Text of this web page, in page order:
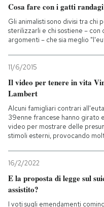
Cosa fare con i gatti
Gli animalisti sono divisi tra chi
sterilizzarli e chi sostiene – con
argomenti – che sia meglio
11/6/2015
Il video per tenere in vita
Lambert
Alcuni famigliari contrari
39enne francese hanno girato
video per mostrare delle
stimoli esterni, provocando
16/2/2022
E la proposta di legge sul
assistito?
I voti sugli emendamenti